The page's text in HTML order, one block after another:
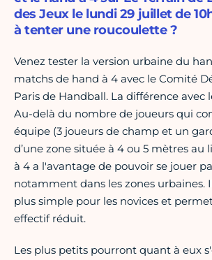
des Jeux le lundi 29 juillet de
à tenter une roucoulette ?
Venez tester la version urbaine du
matchs de hand à 4 avec le Comité
Paris de Handball. La différence avec
Au-delà du nombre de joueurs qui
équipe (3 joueurs de champ et un
d’une zone située à 4 ou 5 mètres au
à 4 a l'avantage de pouvoir se jouer
notamment dans les zones urbaines.
plus simple pour les novices et
effectif réduit.
Les plus petits pourront quant à eux